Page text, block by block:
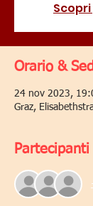
Orario &
24 nov 2023,
Graz,
Partecipanti